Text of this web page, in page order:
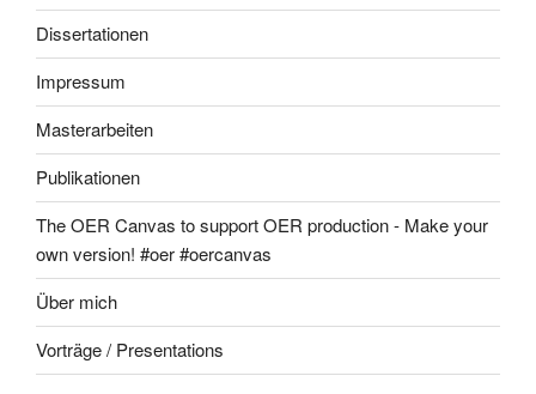
Dissertationen
Impressum
Masterarbeiten
Publikationen
The OER Canvas to support OER production - Make your
own version! #oer #oercanvas
Über mich
Vorträge / Presentations